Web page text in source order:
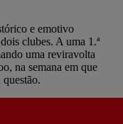
e emotivo
clubes. A uma 1.ª
uma reviravolta
na semana em que